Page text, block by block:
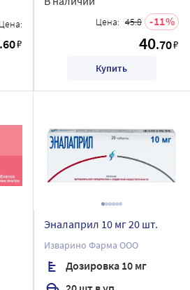
Цена:
.60₽
Цена: 45.8 11
40.70₽
Купить
Эналаприл 10 мг 20 шт.
Изварино Фарма ООО
Дозировка 10 мг